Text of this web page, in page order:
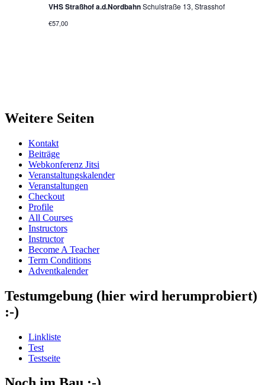
VHS Straßhof a.d.NordbahnSchulstraße 13, Strasshof
€57,00
Weitere Seiten
Kontakt
Beiträge
Webkonferenz Jitsi
Veranstaltungskalender
Veranstaltungen
Checkout
Profile
All Courses
Instructors
Instructor
Become A Teacher
Term Conditions
Adventkalender
Testumgebung (hier wird herumprobiert)
:-)
Linkliste
Test
Testseite